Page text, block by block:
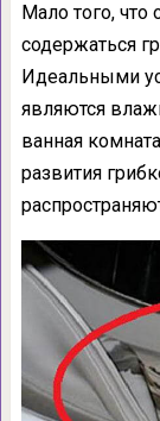
Мало того, что
содержаться
Идеальными
являются
ванная
развития